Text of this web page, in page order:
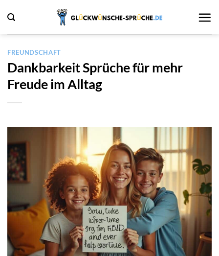
Inhalt
springen
FREUNDSCHAFT
Dankbarkeit Sprüche für mehr
Freude im Alltag